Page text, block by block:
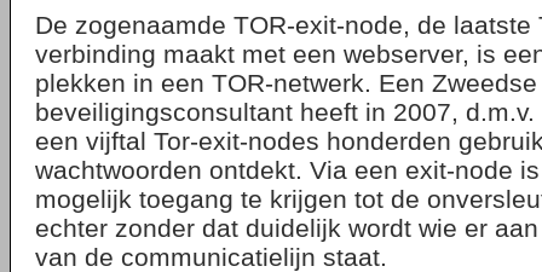
De zogenaamde TOR-exit-node, de laatste
verbinding maakt met een webserver, is
plekken in een TOR-netwerk. Een Zweedse
beveiligingsconsultant heeft in 2007,
een vijftal Tor-exit-nodes honderden
wachtwoorden ontdekt. Via een exit-node
mogelijk toegang te krijgen tot de
echter zonder dat duidelijk wordt wie er
van de communicatielijn staat.